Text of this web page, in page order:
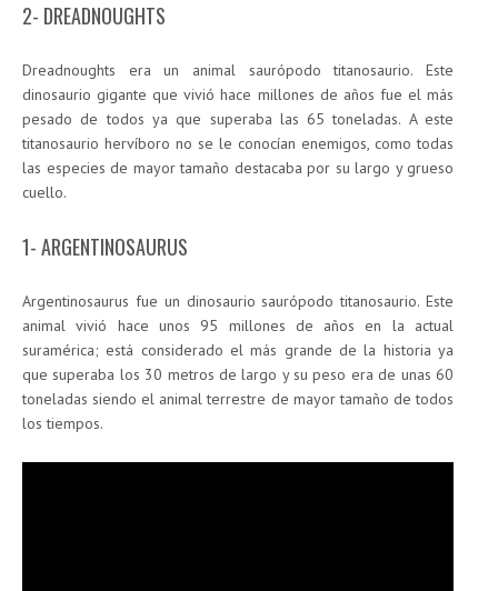
2- DREADNOUGHTS
Dreadnoughts era un animal saurópodo titanosaurio. Este
dinosaurio gigante que vivió hace millones de años fue el más
pesado de todos ya que superaba las 65 toneladas. A este
titanosaurio hervíboro no se le conocían enemigos, como todas
las especies de mayor tamaño destacaba por su largo y grueso
cuello.
1- ARGENTINOSAURUS
Argentinosaurus fue un dinosaurio saurópodo titanosaurio. Este
animal vivió hace unos 95 millones de años en la actual
suramérica; está considerado el más grande de la historia ya
que superaba los 30 metros de largo y su peso era de unas 60
toneladas siendo el animal terrestre de mayor tamaño de todos
los tiempos.